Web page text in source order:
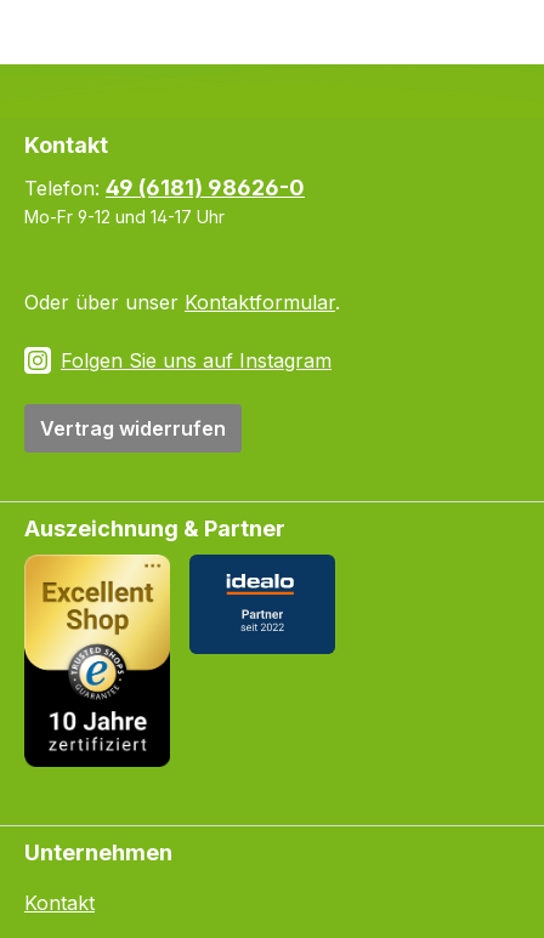
Kontakt
Telefon: 49 (6181) 98626-0
Mo-Fr 9-12 und 14-17 Uhr
Oder über unser Kontaktformular.
Folgen Sie uns auf Instagram
Vertrag widerrufen
Auszeichnung & Partner
Unternehmen
Kontakt